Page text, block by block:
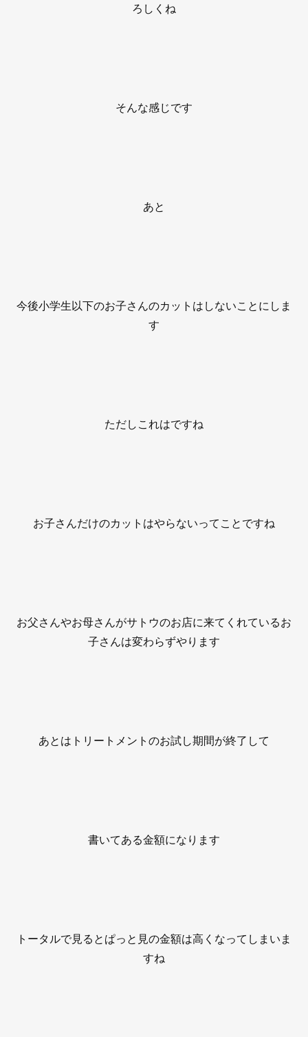
ろしくね
そんな感じです
あと
今後小学生以下のお子さんのカットはしないことにしま
す
ただしこれはですね
お子さんだけのカットはやらないってことですね
お父さんやお母さんがサトウのお店に来てくれているお
子さんは変わらずやります
あとはトリートメントのお試し期間が終了して
書いてある金額になります
トータルで見るとぱっと見の金額は高くなってしまいま
すね